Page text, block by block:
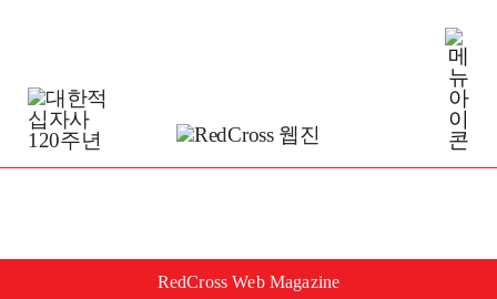
content
RedCross Web Magazine